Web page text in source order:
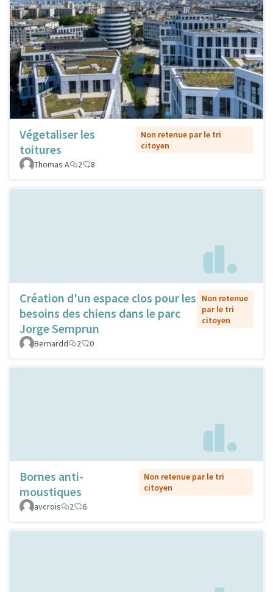
Végetaliser les
toitures
Non retenue par le tri
citoyen
Thomas A
2 8
Création d'un espace clos pour les
besoins des chiens dans le parc
Jorge Semprun
Non retenue
par le tri
citoyen
Bernardd 2 0
Bornes anti-
moustiques
Non retenue par le tri
citoyen
avcrois
2 6